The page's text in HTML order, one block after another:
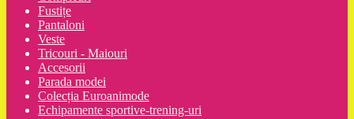
Fustițe
Pantaloni
Veste
Tricouri - Maiouri
Accesorii
Parada modei
Colecția Euroanimode
Echipamente sportive-trening-uri